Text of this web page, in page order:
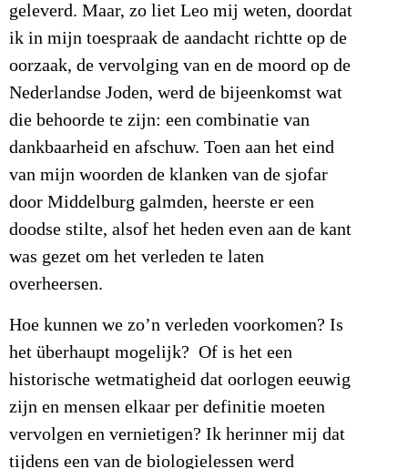
geleverd. Maar, zo liet Leo mij weten, doordat
ik in mijn toespraak de aandacht richtte op de
oorzaak, de vervolging van en de moord op de
Nederlandse Joden, werd de bijeenkomst wat
die behoorde te zijn: een combinatie van
dankbaarheid en afschuw. Toen aan het eind
van mijn woorden de klanken van de sjofar
door Middelburg galmden, heerste er een
doodse stilte, alsof het heden even aan de kant
was gezet om het verleden te laten
overheersen.
Hoe kunnen we zo’n verleden voorkomen? Is
het überhaupt mogelijk? Of is het een
historische wetmatigheid dat oorlogen eeuwig
zijn en mensen elkaar per definitie moeten
vervolgen en vernietigen? Ik herinner mij dat
tijdens een van de biologielessen werd